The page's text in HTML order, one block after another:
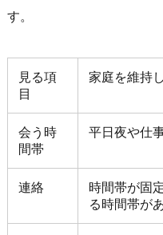
す。
見る項
目
家庭を維持
会う時
間帯
平日夜や仕
連絡
時間帯が固
る時間帯が